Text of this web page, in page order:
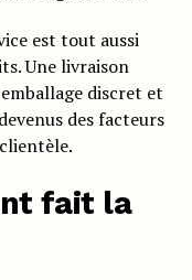
est tout aussi
Une livraison
discret et
des facteurs
fait la